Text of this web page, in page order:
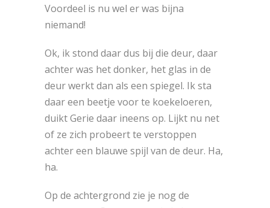
Voordeel is nu wel er was bijna
niemand!
Ok, ik stond daar dus bij die deur, daar
achter was het donker, het glas in de
deur werkt dan als een spiegel. Ik sta
daar een beetje voor te koekeloeren,
duikt Gerie daar ineens op. Lijkt nu net
of ze zich probeert te verstoppen
achter een blauwe spijl van de deur. Ha,
ha.
Op de achtergrond zie je nog de